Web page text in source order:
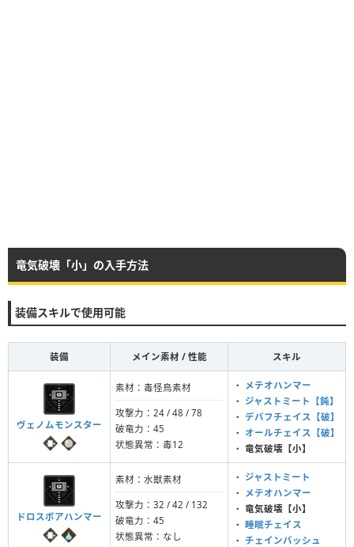
竜気破壊「小」の入手方法
装備スキルで使用可能
装備 メイン素材 / 性能 スキル
ヴェノムモンスター
素材：毒怪鳥素材
攻撃力：24 / 48 / 78
破竜力：45
状態異常：毒12
・
メテオハンマー
・ ジャストミート【鈍】
・ デバフチェイス【破】
・ オールチェイス【破】
・ 竜気破壊【小】
ドロスボアハンマー
素材：水獣素材
攻撃力：32 / 42 / 132
破竜力：45
状態異常：なし
・ ジャストミート
・
メテオハンマー
・ 竜気破壊【小】
・ 睡眠チェイス
・ チェインバッシュ